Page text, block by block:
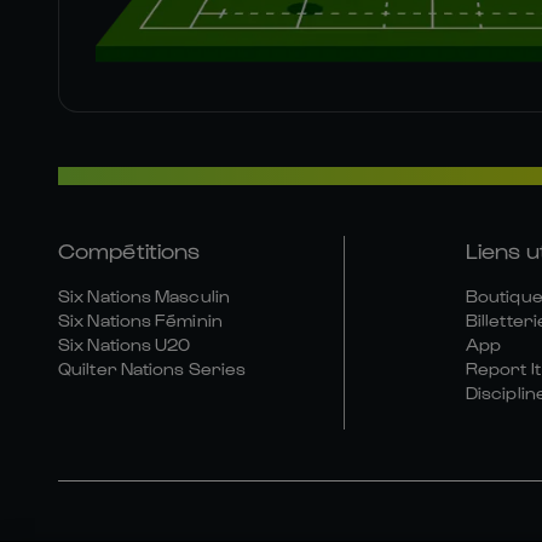
Compétitions
Six Nations Masculin
Six Nations Féminin
Six Nations U20
Quilter Nations Series
Liens
App
Report It